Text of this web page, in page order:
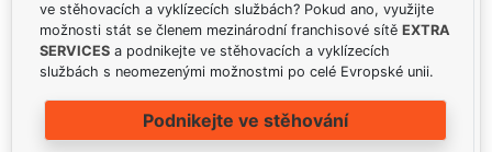
ve stěhovacích a vyklízecích službách? Pokud ano, využijte
možnosti stát se členem mezinárodní franchisové sítě EXTRA
SERVICES a podnikejte ve stěhovacích a vyklízecích
službách s neomezenými možnostmi po celé Evropské unii.
Podnikejte ve stěhování